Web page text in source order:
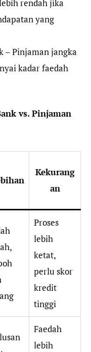
rendah jika
yang
– Pinjaman jangka
kadar faedah
vs. Pinjaman
Kekurang
an
Proses
lebih
ketat,
perlu skor
kredit
tinggi
Faedah
lebih